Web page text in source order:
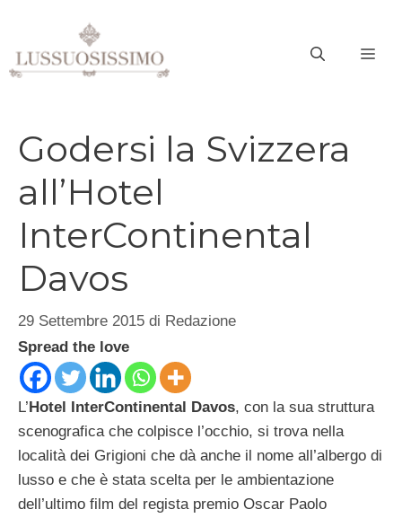
contenuto
Godersi la Svizzera
all’Hotel
InterContinental
Davos
29 Settembre 2015 di Redazione
Spread the love
L’Hotel InterContinental Davos, con la sua struttura
scenografica che colpisce l’occhio, si trova nella
località dei Grigioni che dà anche il nome all’albergo di
lusso e che è stata scelta per le ambientazione
dell’ultimo film del regista premio Oscar Paolo